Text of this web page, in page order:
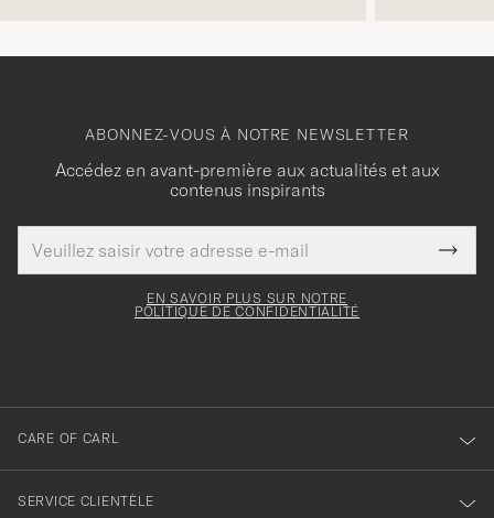
ABONNEZ-VOUS À NOTRE NEWSLETTER
Accédez en avant-première aux actualités et aux
contenus inspirants
de
courrier
Merci
pour
EN SAVOIR PLUS SUR NOTRE
POLITIQUE DE CONFIDENTIALITÉ
CARE OF CARL
SERVICE CLIENTÈLE